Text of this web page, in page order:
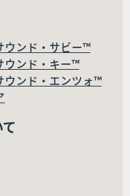
ウンド・サビー™
ウンド・キー™
ウンド・エンツォ™